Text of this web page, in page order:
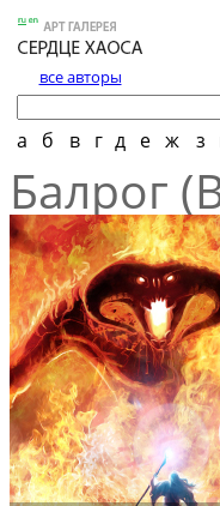
все авторы
а б в г д е ж з
Балрог